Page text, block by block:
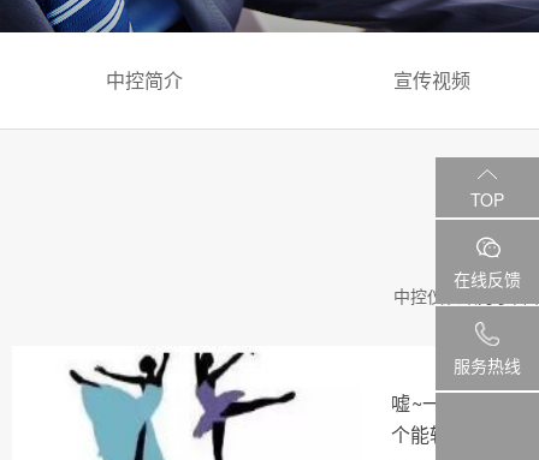
中控简介 宣传视频
中控仪表致力于自
嘘~一般人我不
个能轨上“起舞”
TOP
在线反馈
服务热线